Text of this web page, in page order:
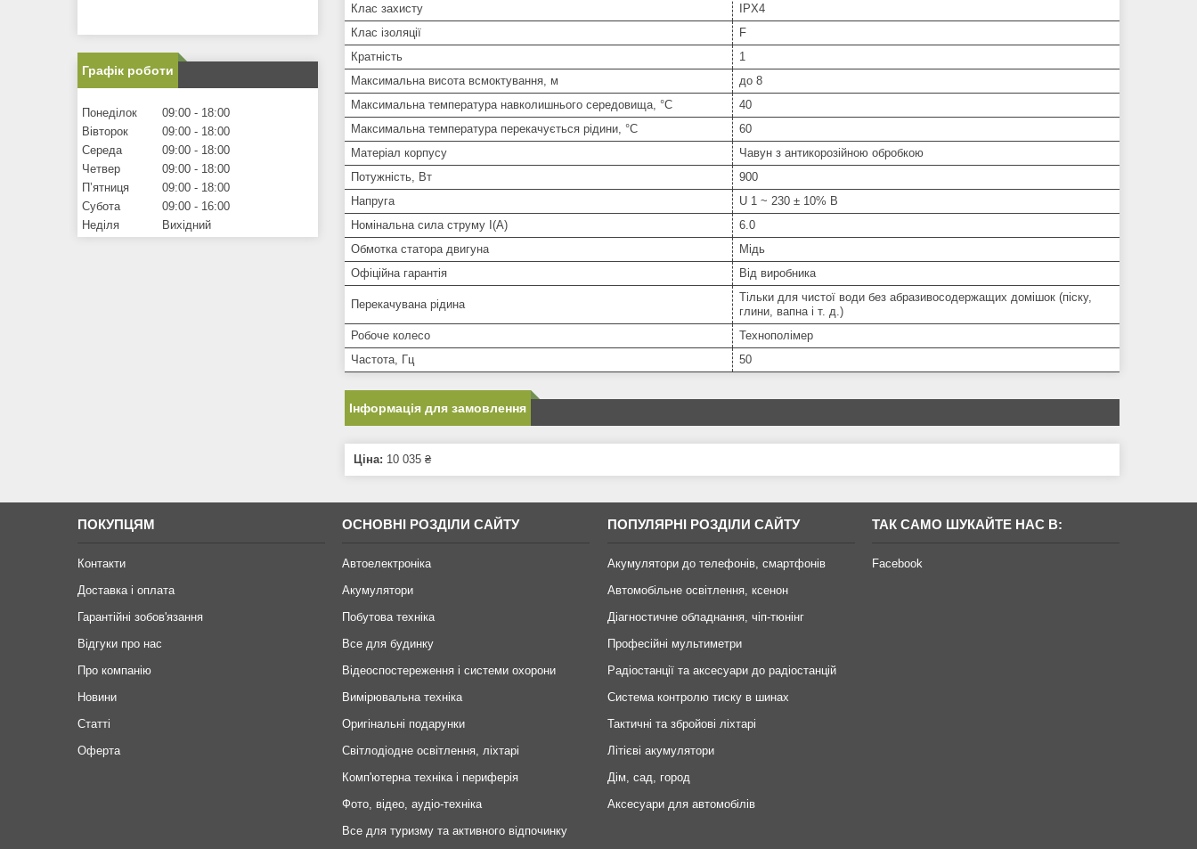
Клас захисту
IPX4
Клас ізоляції
F
Кратність
1
Максимальна висота всмоктування, м
до 8
Максимальна температура навколишнього середовища, °C
40
Максимальна температура перекачується рідини, °C
60
Матеріал корпусу
Чавун з антикорозійною обробкою
Потужність, Вт
900
Напруга
U 1 ~ 230 ± 10% В
Номінальна сила струму I(А)
6.0
Обмотка статора двигуна
Мідь
Офіційна гарантія
Від виробника
Перекачувана рідина
Тільки для чистої води без абразивосодержащих домішок (піску,
глини, вапна і т. д.)
Робоче колесо
Технополімер
Частота, Гц
50
Інформація для замовлення
Ціна: 10 035 ₴
Графік роботи
Понеділок 09:00
18:00
Вівторок
09:00
18:00
Середа
09:00
18:00
Четвер
09:00
18:00
Пʼятниця
09:00
18:00
Субота
09:00
16:00
Неділя
Вихідний
ПОКУПЦЯМ
Контакти
Доставка і оплата
Гарантійні зобов'язання
Відгуки про нас
Про компанію
Новини
Статті
Оферта
ОСНОВНІ РОЗДІЛИ САЙТУ
Автоелектроніка
Акумулятори
Побутова техніка
Все для будинку
Відеоспостереження і системи охорони
Вимірювальна техніка
Оригінальні подарунки
Світлодіодне освітлення, ліхтарі
Комп'ютерна техніка і периферія
Фото, відео, аудіо-техніка
Все для туризму та активного відпочинку
ПОПУЛЯРНІ РОЗДІЛИ САЙТУ
Акумулятори до телефонів, смартфонів
Автомобільне освітлення, ксенон
Діагностичне обладнання, чіп-тюнінг
Професійні мультиметри
Радіостанції та аксесуари до радіостанцій
Система контролю тиску в шинах
Тактичні та збройові ліхтарі
Літієві акумулятори
Дім, сад, город
Аксесуари для автомобілів
ТАК САМО ШУКАЙТЕ НАС В:
Facebook